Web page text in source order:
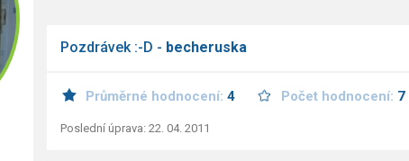
Pozdrávek :-D - becheruska
Průměrné hodnocení: 4 Počet hodnocení: 7
Poslední úprava: 22. 04. 2011